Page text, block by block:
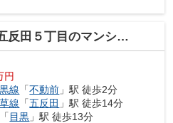
田５丁目のマンション
円
線 「不動前 」駅 徒歩2分
線 「五反田 」駅 徒歩14分
「目黒 」駅 徒歩13分